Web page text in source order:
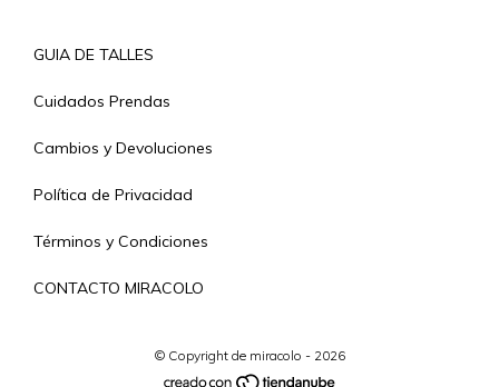
GUIA DE TALLES
Cuidados Prendas
Cambios y Devoluciones
Política de Privacidad
Términos y Condiciones
CONTACTO MIRACOLO
© Copyright de miracolo - 2026